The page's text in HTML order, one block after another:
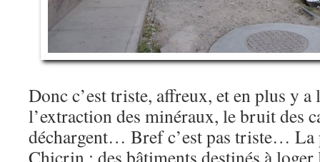
Donc c’est triste, affreux, et en plus y
l’extraction des minéraux, le bruit des
déchargent… Bref c’est pas triste… La
Chicrin : des bâtiments destinés à